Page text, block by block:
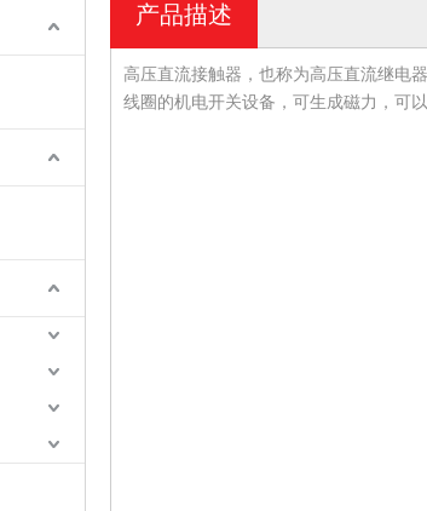
产品描述
高压直流接触器，也称为高压直流继电
线圈的机电开关设备，可生成磁力，可